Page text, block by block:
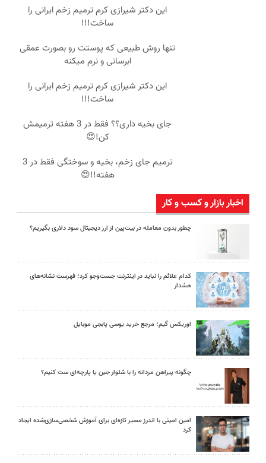
این دکتر شیرازی کرم ترمیم زخم ایرانی را
ساخت!!!
تنها روش طبیعی که پوستت رو بصورت عمقی
ابرسانی و نرم میکنه
این دکتر شیرازی کرم ترمیم زخم ایرانی را
ساخت!!!
جای بخیه داری؟؟ فقط در 3 هفته ترمیمش
کن!😍
ترمیم جای زخم، بخیه و سوختگی فقط در 3
هفته!!😍
اخبار بازار و کسب و کار
چطور بدون معامله در بیت‌پین از ارز دیجیتال سود دلاری بگیریم؟
کدام علائم را نباید در اینترنت جست‌وجو کرد؛ فهرست نشانه‌های
هشدار
اوریکس گیم؛ مرجع خرید یوسی پابجی موبایل
چگونه پیراهن مردانه را با شلوار جین یا پارچه‌ای ست کنیم؟
امین امینی با اندرز مسیر تازه‌ای برای آموزش شخصی‌سازی‌شده ایجاد
کرد